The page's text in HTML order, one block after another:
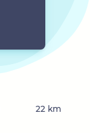
22 km